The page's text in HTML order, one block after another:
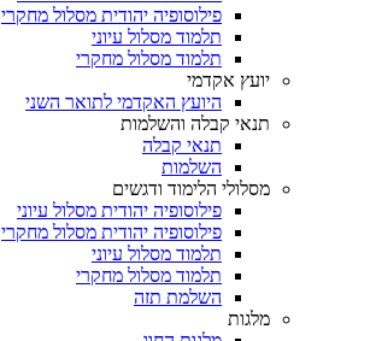
פילוסופיה יהודית מסלול מחקרי
תלמוד מסלול עיוני
תלמוד מסלול מחקרי
יועץ אקדמי
היועץ האקדמי לתואר השני
תנאי קבלה והשלמות
תנאי קבלה
השלמות
מסלולי הלימוד ודגשים
פילוסופיה יהודית מסלול עיוני
פילוסופיה יהודית מסלול מחקרי
תלמוד מסלול עיוני
תלמוד מסלול מחקרי
השלמת תזה
מלגות